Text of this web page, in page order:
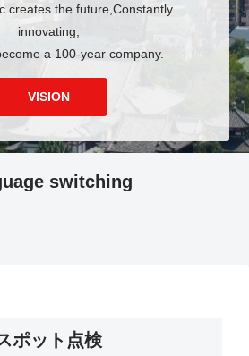
creates the future,Constantly
innovating,
a 100-year company.
VISION
switching
ポット点検